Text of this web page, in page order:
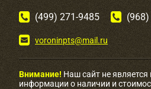
(499) 271-9485
voroninpts@mail.ru
Внимание! Наш сайт не
информации о наличии и